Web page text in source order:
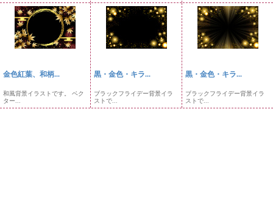
金色紅葉、和柄...
和風背景イラストです。 ベク
ター...
黒・金色・キラ...
ブラックフライデー背景イラ
ストで...
黒・金色・キラ...
ブラックフライデー背景イラ
ストで...